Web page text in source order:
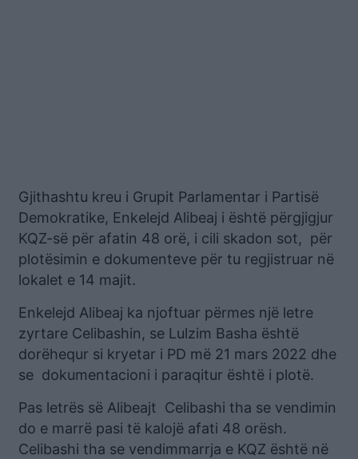
Gjithashtu kreu i Grupit Parlamentar i Partisë
Demokratike, Enkelejd Alibeaj i është përgjigjur
KQZ-së për afatin 48 orë, i cili skadon sot, për
plotësimin e dokumenteve për tu regjistruar në
lokalet e 14 majit.
Enkelejd Alibeaj ka njoftuar përmes një letre
zyrtare Celibashin, se Lulzim Basha është
dorëhequr si kryetar i PD më 21 mars 2022 dhe
se dokumentacioni i paraqitur është i plotë.
Pas letrës së Alibeajt Celibashi tha se vendimin
do e marrë pasi të kalojë afati 48 orësh.
Celibashi tha se vendimmarrja e KQZ është në